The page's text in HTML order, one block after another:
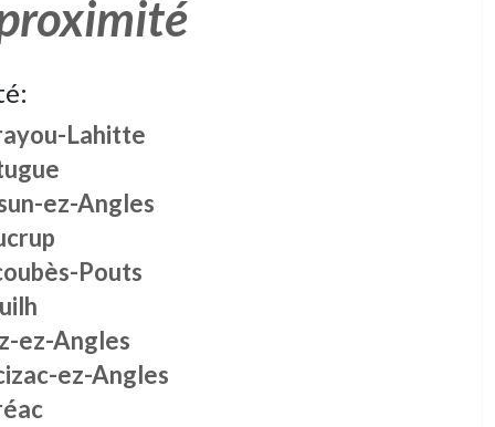
Lahitte
ez-Angles
Pouts
ez-Angles
ez-Angles